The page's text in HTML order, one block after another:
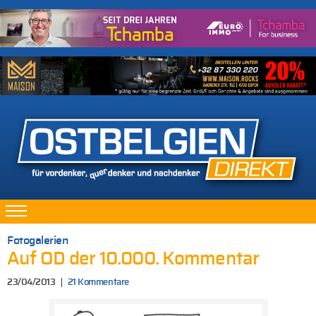
Fotogalerien
Auf OD der 10.000. Kommentar
23/04/2013 21 Kommentare